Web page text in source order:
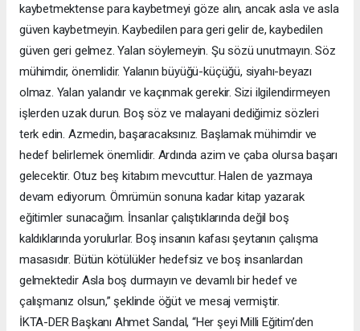
kaybetmektense para kaybetmeyi göze alın, ancak asla ve asla
güven kaybetmeyin. Kaybedilen para geri gelir de, kaybedilen
güven geri gelmez. Yalan söylemeyin. Şu sözü unutmayın. Söz
mühimdir, önemlidir. Yalanın büyüğü-küçüğü, siyahı-beyazı
olmaz. Yalan yalandır ve kaçınmak gerekir. Sizi ilgilendirmeyen
işlerden uzak durun. Boş söz ve malayani dediğimiz sözleri
terk edin. Azmedin, başaracaksınız. Başlamak mühimdir ve
hedef belirlemek önemlidir. Ardında azim ve çaba olursa başarı
gelecektir. Otuz beş kitabım mevcuttur. Halen de yazmaya
devam ediyorum. Ömrümün sonuna kadar kitap yazarak
eğitimler sunacağım. İnsanlar çalıştıklarında değil boş
kaldıklarında yorulurlar. Boş insanın kafası şeytanın çalışma
masasıdır. Bütün kötülükler hedefsiz ve boş insanlardan
gelmektedir Asla boş durmayın ve devamlı bir hedef ve
çalışmanız olsun,” şeklinde öğüt ve mesaj vermiştir.
İKTA-DER Başkanı Ahmet Sandal, “Her şeyi Milli Eğitim’den